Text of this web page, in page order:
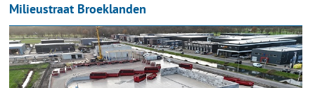
Milieustraat Broeklanden